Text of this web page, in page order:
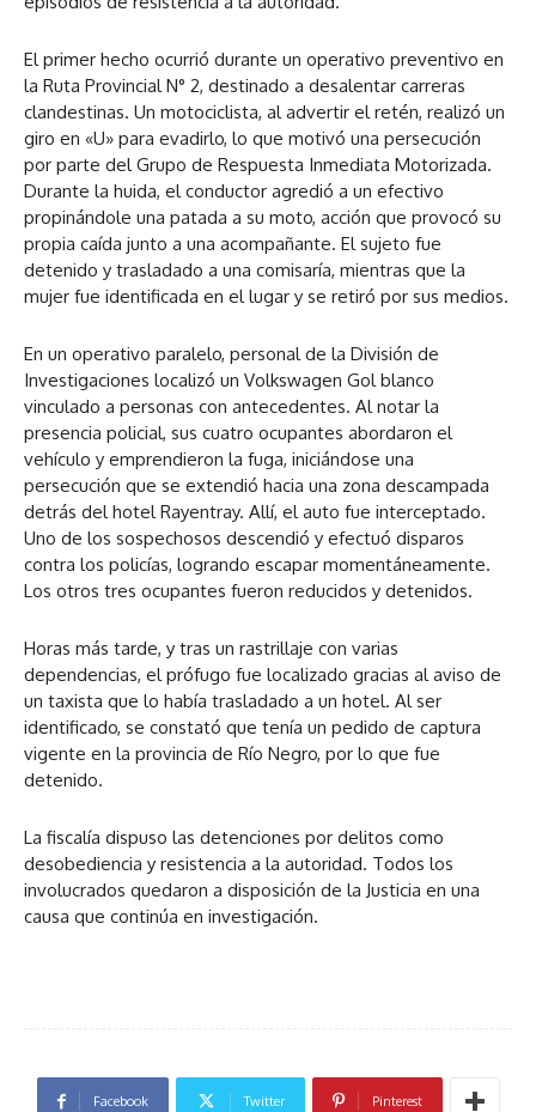
El primer hecho ocurrió durante un operativo preventivo en
la Ruta Provincial N° 2, destinado a desalentar carreras
clandestinas. Un motociclista, al advertir el retén, realizó un
giro en «U» para evadirlo, lo que motivó una persecución
por parte del Grupo de Respuesta Inmediata Motorizada.
Durante la huida, el conductor agredió a un efectivo
propinándole una patada a su moto, acción que provocó su
propia caída junto a una acompañante. El sujeto fue
detenido y trasladado a una comisaría, mientras que la
mujer fue identificada en el lugar y se retiró por sus medios.
En un operativo paralelo, personal de la División de
Investigaciones localizó un Volkswagen Gol blanco
vinculado a personas con antecedentes. Al notar la
presencia policial, sus cuatro ocupantes abordaron el
vehículo y emprendieron la fuga, iniciándose una
persecución que se extendió hacia una zona descampada
detrás del hotel Rayentray. Allí, el auto fue interceptado.
Uno de los sospechosos descendió y efectuó disparos
contra los policías, logrando escapar momentáneamente.
Los otros tres ocupantes fueron reducidos y detenidos.
Horas más tarde, y tras un rastrillaje con varias
dependencias, el prófugo fue localizado gracias al aviso de
un taxista que lo había trasladado a un hotel. Al ser
identificado, se constató que tenía un pedido de captura
vigente en la provincia de Río Negro, por lo que fue
detenido.
La fiscalía dispuso las detenciones por delitos como
desobediencia y resistencia a la autoridad. Todos los
involucrados quedaron a disposición de la Justicia en una
causa que continúa en investigación.
Facebook Twitter Pinterest